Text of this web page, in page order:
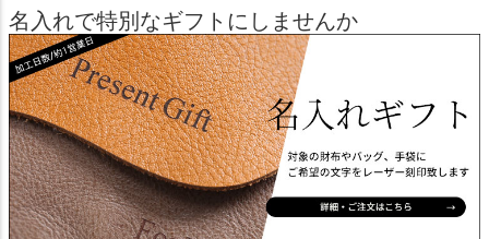
名入れで特別なギフトにしませんか